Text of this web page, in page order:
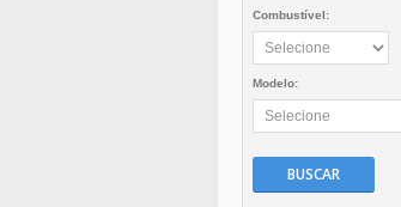
Combustível:
Modelo:
BUSCAR